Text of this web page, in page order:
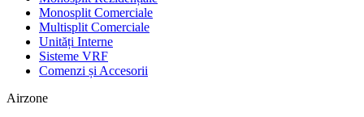
Monosplit Comerciale
Multisplit Comerciale
Unități Interne
Sisteme VRF
Comenzi și Accesorii
Airzone